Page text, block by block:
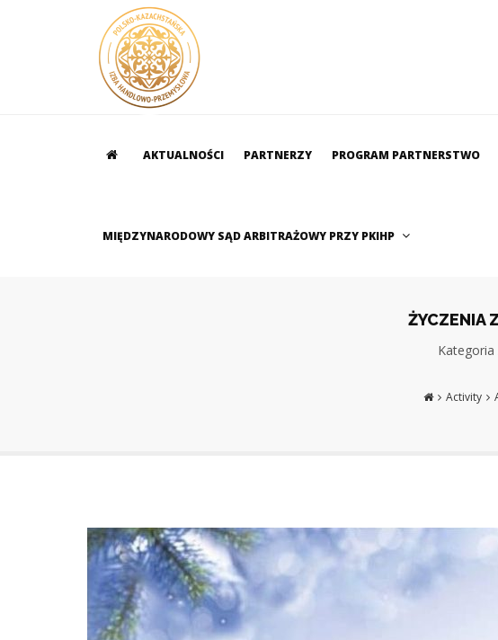
AKTUALNOŚCI PARTNERZY PROGRAM PARTNERSTWO
MIĘDZYNARODOWY SĄD ARBITRAŻOWY PRZY PKIHP
ŻYCZENIA
Kategoria
Activity